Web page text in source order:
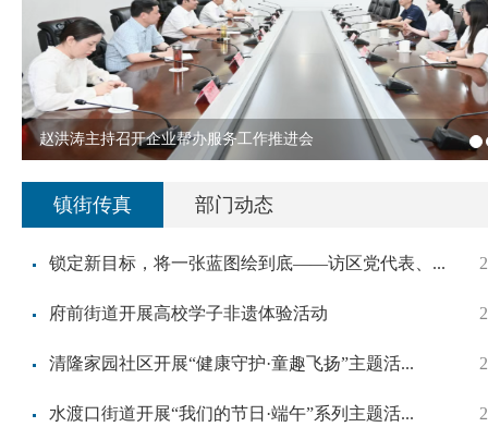
赵洪涛主持召开企业帮办服务工作推进会
赵洪涛主持召开企业帮办服务工作推进会
镇街传真 部门动态
锁定新目标，将一张蓝图绘到底——访区党代表、...
府前街道开展高校学子非遗体验活动
清隆家园社区开展“健康守护·童趣飞扬”主题活...
水渡口街道开展“我们的节日·端午”系列主题活...